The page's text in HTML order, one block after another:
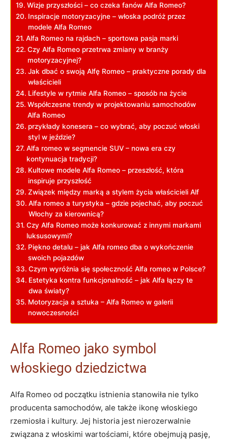
Wizje przyszłości – co czeka ‌fanów Alfa Romeo?
Inspiracje motoryzacyjne‌ – włoska podróż przez
modele Alfa Romeo
Alfa Romeo ⁣na⁤ rajdach ⁢– sportowa⁢ pasja marki
Czy⁣ Alfa Romeo przetrwa zmiany w branży
motoryzacyjnej?
Jak​ dbać o swoją Alfę Romeo‌ – praktyczne porady dla
właścicieli
Lifestyle w ⁣rytmie Alfa Romeo – sposób na​ życie
Współczesne trendy w projektowaniu ‍samochodów
Alfa Romeo
przykłady konesera –​ co wybrać, aby poczuć włoski
styl w jeździe?
Alfa romeo w segmencie SUV ⁢–‌ nowa era czy
kontynuacja tradycji?
Kultowe modele Alfa Romeo – przeszłość, która​
inspiruje przyszłość
Związek między marką a stylem życia właścicieli‍ Alf
Alfa​ romeo a ⁤turystyka – gdzie pojechać, aby poczuć
Włochy za kierownicą?
Czy ⁢Alfa Romeo może konkurować z innymi markami
luksusowymi?
Piękno‌ detalu –‍ jak Alfa romeo dba o wykończenie
swoich ⁢pojazdów
Czym​ wyróżnia się⁣ społeczność Alfa ​romeo w Polsce?
Estetyka kontra funkcjonalność – jak Alfa ‍łączy te
dwa światy?
Motoryzacja a sztuka​ – Alfa Romeo w galerii
nowoczesności
Alfa ⁣Romeo jako symbol
włoskiego dziedzictwa
Alfa Romeo ⁢od ‍początku istnienia stanowiła ‍nie ⁣tylko
producenta samochodów, ale także ikonę włoskiego
rzemiosła i kultury.⁤ Jej historia jest nierozerwalnie
związana z włoskimi wartościami, które ⁤obejmują pasję,